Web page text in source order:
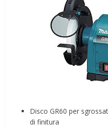
Disco GR60 per
di finitura